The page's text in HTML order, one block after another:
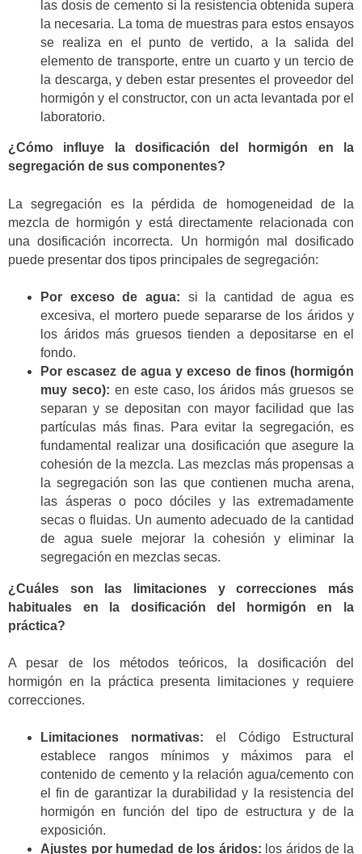
las dosis de cemento si la resistencia obtenida supera
la necesaria. La toma de muestras para estos ensayos
se realiza en el punto de vertido, a la salida del
elemento de transporte, entre un cuarto y un tercio de
la descarga, y deben estar presentes el proveedor del
hormigón y el constructor, con un acta levantada por el
laboratorio.
¿Cómo influye la dosificación del hormigón en la
segregación de sus componentes?
La segregación es la pérdida de homogeneidad de la
mezcla de hormigón y está directamente relacionada con
una dosificación incorrecta. Un hormigón mal dosificado
puede presentar dos tipos principales de segregación:
Por exceso de agua: si la cantidad de agua es
excesiva, el mortero puede separarse de los áridos y
los áridos más gruesos tienden a depositarse en el
fondo.
Por escasez de agua y exceso de finos (hormigón
muy seco): en este caso, los áridos más gruesos se
separan y se depositan con mayor facilidad que las
partículas más finas. Para evitar la segregación, es
fundamental realizar una dosificación que asegure la
cohesión de la mezcla. Las mezclas más propensas a
la segregación son las que contienen mucha arena,
las ásperas o poco dóciles y las extremadamente
secas o fluidas. Un aumento adecuado de la cantidad
de agua suele mejorar la cohesión y eliminar la
segregación en mezclas secas.
¿Cuáles son las limitaciones y correcciones más
habituales en la dosificación del hormigón en la
práctica?
A pesar de los métodos teóricos, la dosificación del
hormigón en la práctica presenta limitaciones y requiere
correcciones.
Limitaciones normativas: el Código Estructural
establece rangos mínimos y máximos para el
contenido de cemento y la relación agua/cemento con
el fin de garantizar la durabilidad y la resistencia del
hormigón en función del tipo de estructura y de la
exposición.
Ajustes por humedad de los áridos: los áridos de la